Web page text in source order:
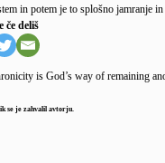
in potem je to splošno jamranje
če deliš
is God’s way of remaining
se je zahvalil avtorju.